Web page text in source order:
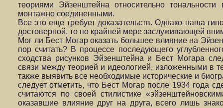
теориями Эйзенштейна относительно
монтажно соединенными.
Все это еще требует доказательств. Однако наша
достоверной, то по крайней мере заслуживающей
Мог ли Бест Могар оказать большее влияние на
пор считать? В процессе последующего
сходства рисунков Эйзенштейна и Бест Могара
связи между теорией и идеологией, изложенными в
также выявить все необходимые исторические и
следует отметить, что Бест Могар после 1934 года
считаются по своей стилистике
оказавшие влияние друг на друга, всего лишь